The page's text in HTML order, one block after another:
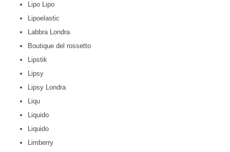
Lipo Lipo
Lipoelastic
Labbra Londra
Boutique del rossetto
Lipstik
Lipsy
Lipsy Londra
Liqu
Liquido
Liquido
Limberry